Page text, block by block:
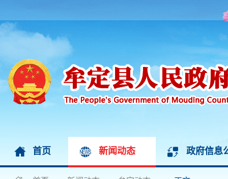
首页 新闻动态 政府信息